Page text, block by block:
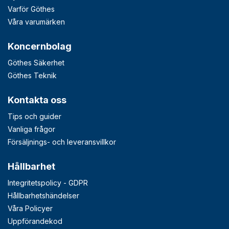
Varför Göthes
Våra varumärken
Koncernbolag
Göthes Säkerhet
Göthes Teknik
Kontakta oss
Tips och guider
Vanliga frågor
Försäljnings- och leveransvillkor
Hållbarhet
Integritetspolicy - GDPR
Hållbarhetshändelser
Våra Policyer
Uppförandekod